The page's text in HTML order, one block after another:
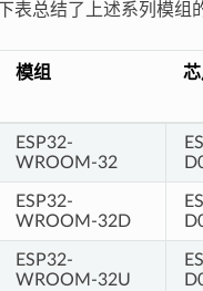
下表总结了上述系列模组
模组
ESP32-
WROOM-32
ESP32-
WROOM-32D
ESP32-
WROOM-32U